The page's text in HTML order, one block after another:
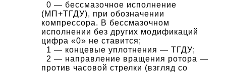
0 — бессмазочное исполнение
(МП+ТГДУ), при обозначении
компрессора. В бессмазочном
исполнении без других модификаций
цифра «0» не ставится;
1 — концевые уплотнения — ТГДУ;
2 — направление вращения ротора —
против часовой стрелки (взгляд со